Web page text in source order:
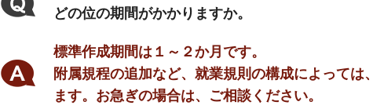
どの位の期間がかかりますか。
標準作成期間は１～２か月です。
附属規程の追加など、就業規則の構成によっては
ます。お急ぎの場合は、ご相談ください。